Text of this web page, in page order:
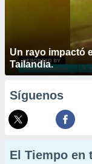
Un rayo impactó
Tailandia.
Síguenos
El Tiempo en